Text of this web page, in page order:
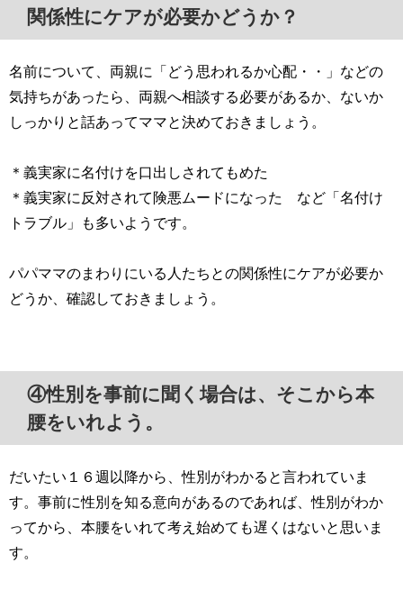
関係性にケアが必要かどうか？
名前について、両親に「どう思われるか心配・・」などの
気持ちがあったら、両親へ相談する必要があるか、ないか
しっかりと話あってママと決めておきましょう。
＊義実家に名付けを口出しされてもめた
＊義実家に反対されて険悪ムードになった など「名付け
トラブル」も多いようです。
パパママのまわりにいる人たちとの関係性にケアが必要か
どうか、確認しておきましょう。
④性別を事前に聞く場合は、そこから本
腰をいれよう。
だいたい１６週以降から、性別がわかると言われていま
す。事前に性別を知る意向があるのであれば、性別がわか
ってから、本腰をいれて考え始めても遅くはないと思いま
す。